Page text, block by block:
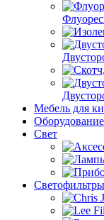
Мебель для
Свет
Светофильтры